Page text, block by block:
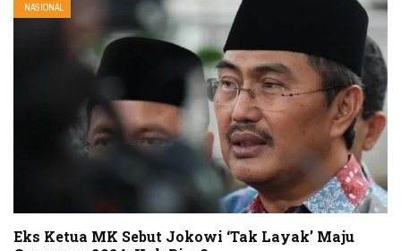
NASIONAL
Eks Ketua MK Sebut Jokowi ‘Tak Layak’ Maju